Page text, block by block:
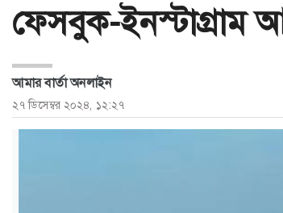
বাণিজ্য
খেলাধুলা
ধর্ম
ফেসবুক-ইনস্টাগ্রাম
আমার বার্তা অনলাইন
২৭ ডিসেম্বর ২০২৪, ১২:২৭